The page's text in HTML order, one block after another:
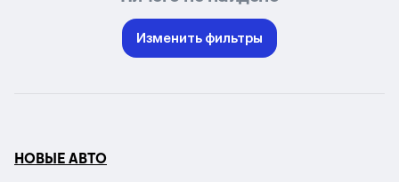
Изменить фильтры
НОВЫЕ АВТО